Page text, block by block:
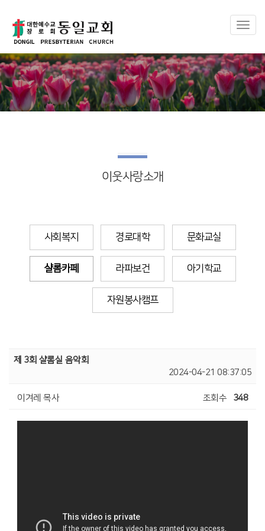
Toggle
이웃사랑소개
사회복지 경로대학 문화교실
샬롬카페 라파보건 아기학교
자원봉사캠프
제 3회 샬롬실 음악회
2024-04-21 08:37:05
이겨레 목사 조회수 348